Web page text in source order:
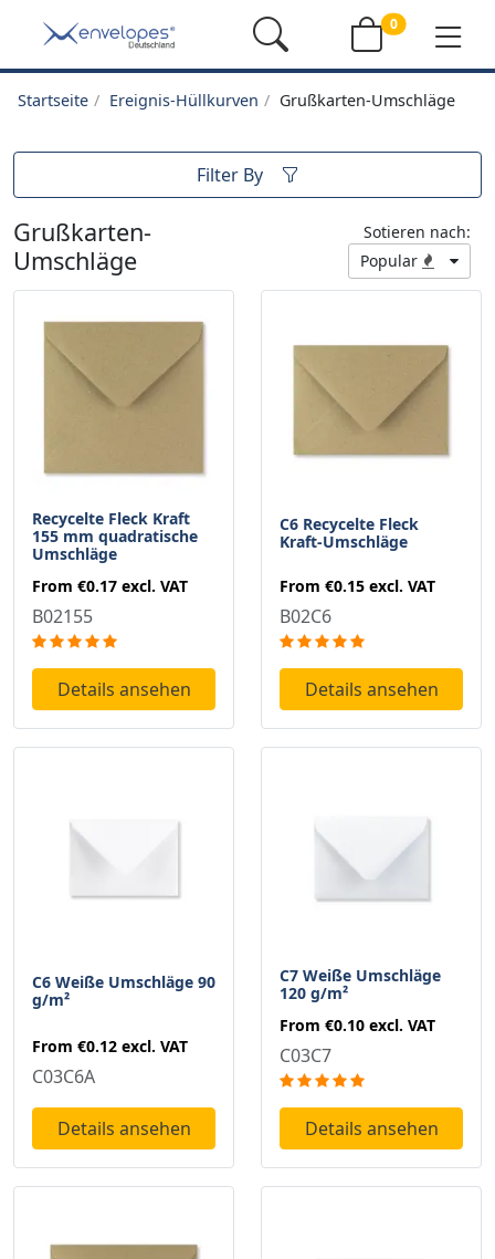
0
Startseite Ereignis-Hüllkurven Grußkarten-Umschläge
Filter By
Grußkarten-
Umschläge
Sotieren nach:
Popular
Recycelte Fleck Kraft
155 mm quadratische
Umschläge
From €0.17 excl. VAT
B02155
Details ansehen
C6 Recycelte Fleck
Kraft-Umschläge
From €0.15 excl. VAT
B02C6
Details ansehen
C6 Weiße Umschläge 90
g/m²
From €0.12 excl. VAT
C03C6A
Details ansehen
C7 Weiße Umschläge
120 g/m²
From €0.10 excl. VAT
C03C7
Details ansehen